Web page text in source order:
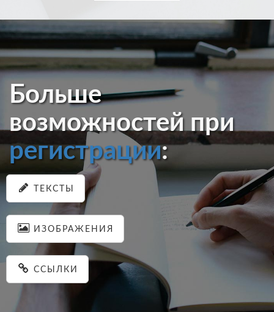
Больше
возможностей при
регистрации:
ТЕКСТЫ
ИЗОБРАЖЕНИЯ
ССЫЛКИ